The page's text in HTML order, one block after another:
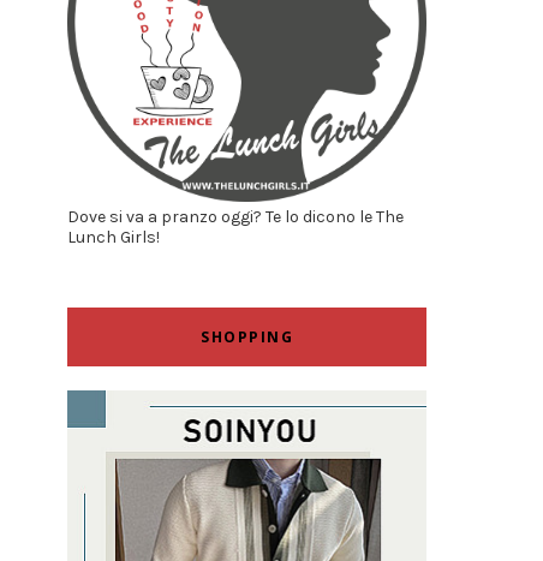
Dove si va a pranzo oggi? Te lo dicono le The
Lunch Girls!
SHOPPING